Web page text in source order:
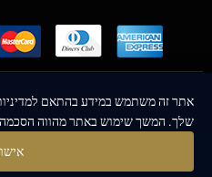
כל הזכויות שמורות –
אתר זה משתמש במידע בהתאם
שלך. המשך שימוש באתר מהווה